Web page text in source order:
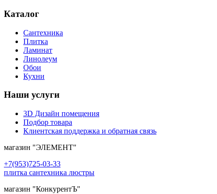
Каталог
Сантехника
Плитка
Ламинат
Линолеум
Обои
Кухни
Наши услуги
3D Дизайн помещения
Подбор товара
Клиентская поддержка и обратная связь
магазин "ЭЛЕМЕНТ"
+7(953)725-03-33
плитка сантехника люстры
магазин "КонкурентЪ"